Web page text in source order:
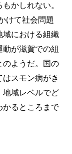
かしれない。
けて社会問題
域における組織
が滋賀での組
のようだ。国の
スモン病がき
地域レベルでど
かるところまで